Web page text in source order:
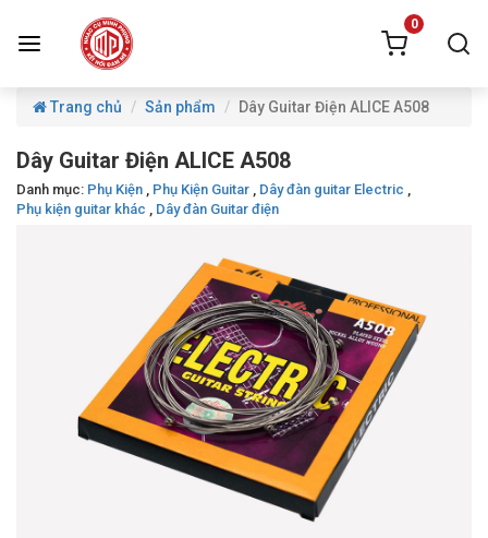
0
Trang chủ Sản phẩm Dây Guitar Điện ALICE A508
Dây Guitar Điện ALICE A508
Danh mục: Phụ Kiện , Phụ Kiện Guitar , Dây đàn guitar Electric ,
Phụ kiện guitar khác , Dây đàn Guitar điện